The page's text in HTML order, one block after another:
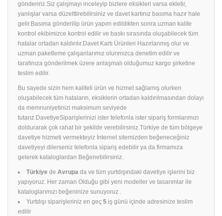
göndeririz.Siz çalışmayı inceleyip bizlere eksikleri varsa ekletir,
yanlışlar varsa düzelttirebilirsiniz ve davet kartınız basıma hazır hale
gelir.Basıma gönderilip ürün yapım edildikten sonra uzman kalite
kontrol ekibimizce kontrol edilir ve baskı sırasında oluşabilecek tüm
hatalar ortadan kaldırılır.Davet Kartı Ürünleri Hazırlanmış olur ve
uzman paketleme çalışanlarımız olurımızca denetim edilir ve
tarafınıza gönderilmek üzere anlaşmalı olduğumuz kargo şirketine
teslim edilir.
Bu sayede sizin hem kaliteli ürün ve hizmet sağlamış olurken
oluşabilecek tüm hataların, eksiklerin ortadan kaldırılmasından dolayı
da memnuniyetinizi maksimum seviyede
tutarız.DavetiyeSiparişlerinizi ister telefonla ister sipariş formlarımızı
doldurarak çok rahat bir şekilde verebilirsiniz.Türkiye de tüm bölgeye
davetiye hizmeti vermekteyiz İnternet sitemizden beğeneceğiniz
davetiyeyi dilerseniz telefonla sipariş edebilir ya da firmamıza
gelerek kataloglardan Beğenebilirsiniz.
Türkiye de Avrupa da ve tüm yurtdışındaki davetiye işlerini biz
yapıyoruz. Her zaman Olduğu gibi yeni modeller ve tasarımlar ile
kataloglarımızı beğeninize sunuyoruz .
Yurtdışı siparişleriniz en geç 5 iş günü içinde adresinize teslim
edilir